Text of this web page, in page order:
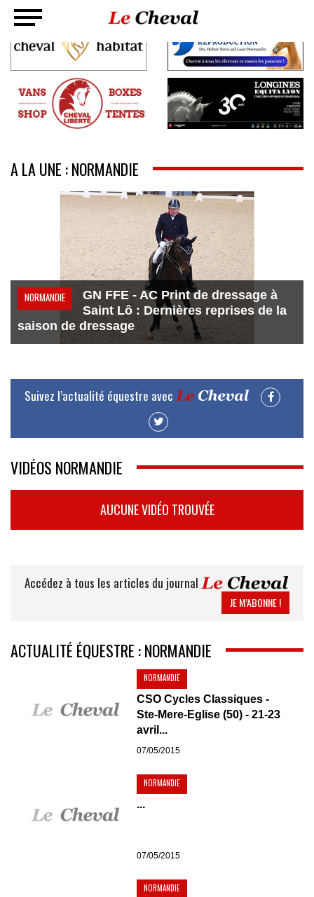
A LA UNE : NORMANDIE
NORMANDIE
GN FFE - AC Print de dressage à
Saint Lô : Dernières reprises de la
saison de dressage
Suivez l’actualité équestre avec
VIDÉOS NORMANDIE
AUCUNE VIDÉO TROUVÉE
Accédez à tous les articles du journal
JE M’ABONNE !
ACTUALITÉ ÉQUESTRE : NORMANDIE
NORMANDIE
CSO Cycles Classiques -
Ste-Mere-Eglise (50) - 21-23
avril...
07/05/2015
NORMANDIE
...
07/05/2015
NORMANDIE